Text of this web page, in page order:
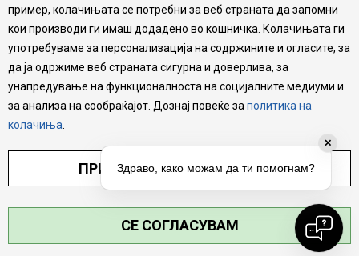
FAQs
Настојуваме да бидеме што попрецизни во описот на
производите, прикажување на слики и цени, но не
можеме да гарантираме дека сите информации се
комплетни и без грешка. Сите производи се дел од
нашата понуда, но не се подразбира дека мора да се
достапни во секој момент.
. СИТЕ ПРАВА ЗАДРЖАНИ.
пример, колачињата се потребни за веб страната да запомни
кои производи ги имаш додадено во кошничка. Колачињата ги
употребуваме за персонализација на содржините и огласите, за
да ја одржиме веб страната сигурна и доверлива, за
унапредување на функционалноста на социјалните медиуми и
за анализа на сообраќајот. Дознај повеќе за политика на
колачиња
ПРИЛАГОДИ ПОСТАВУВАЊА
СЕ СОГЛАСУВАМ
✕
Здраво, како можам да ти помогнам?